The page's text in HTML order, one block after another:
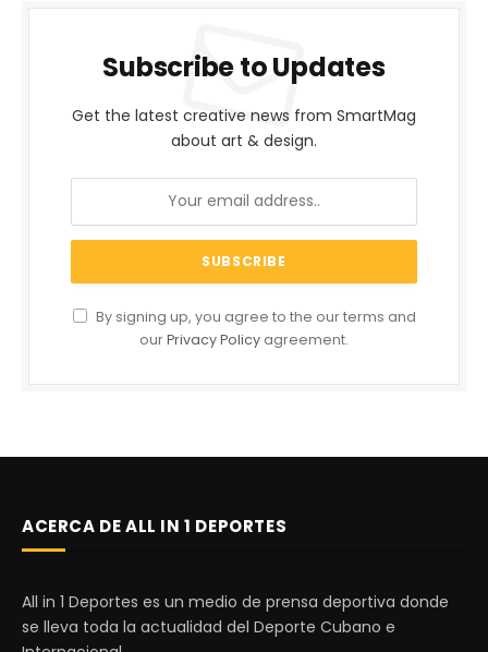
Subscribe to Updates
Get the latest creative news from SmartMag
about art & design.
By signing up, you agree to the our terms and
ourPrivacy Policy agreement.
ACERCA DE ALL IN 1 DEPORTES
All in 1 Deportes es un medio de prensa deportiva donde
se lleva toda la actualidad del Deporte Cubano e